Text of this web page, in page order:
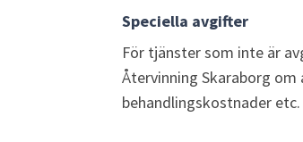
Speciella avgifter
För tjänster som inte är
Återvinning Skaraborg
behandlingskostnader etc.